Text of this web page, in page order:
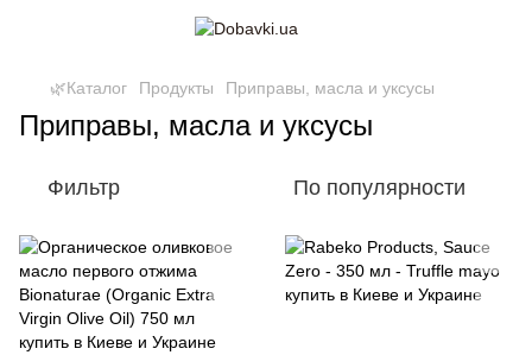
🌿Каталог Продукты Приправы, масла и уксусы
Приправы, масла и уксусы
Фильтр По популярности